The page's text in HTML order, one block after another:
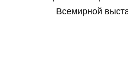
Всемирной